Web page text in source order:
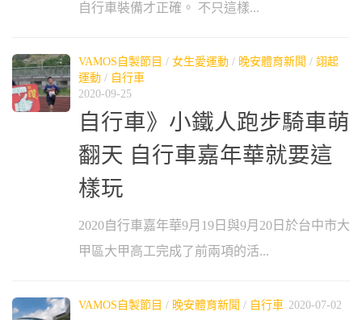
自行車裝備才正確。 不只這樣...
VAMOS自製節目 / 女生愛運動 / 晚安體育新聞 / 翊起
運動 / 自行車
2020-09-25
自行車》小鐵人跑步騎車萌
翻天 自行車嘉年華就要這
樣玩
2020自行車嘉年華9月19日與9月20日於台中市大
甲區大甲高工完成了前兩項的活...
VAMOS自製節目 / 晚安體育新聞 / 自行車 2020-07-02